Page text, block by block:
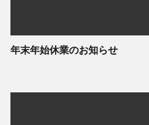
年末年始休業のお知らせ